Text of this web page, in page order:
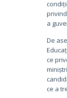
a
De
ce
ce a